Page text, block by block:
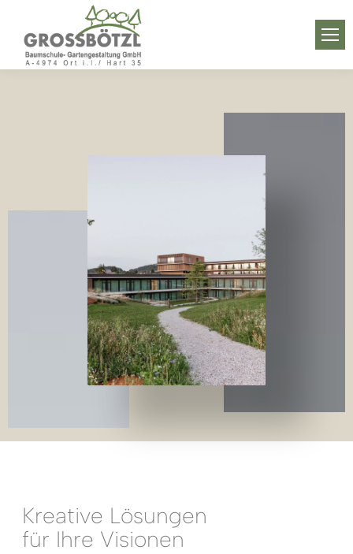
Kreative Lösungen
für Ihre Visionen